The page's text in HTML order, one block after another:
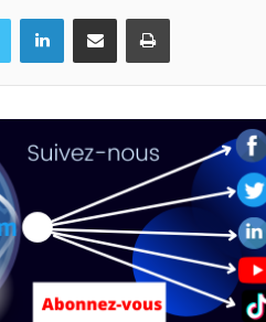
Twitter LinkedinPartager par email Imprimer